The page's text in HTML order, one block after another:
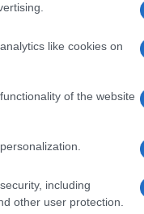
like cookies on
of the website
including
other user protection.
movimentazione
ieri…